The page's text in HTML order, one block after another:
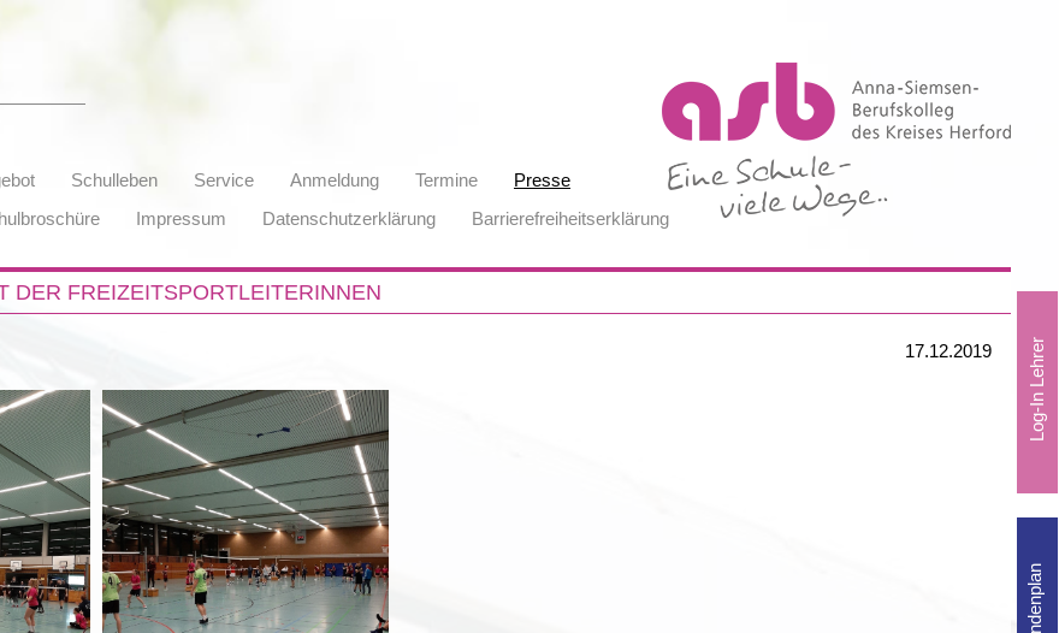
Schulleben Service Anmeldung Termine
Presse
Impressum Datenschutzerklärung Barrierefreiheitserklärung
DER FREIZEITSPORTLEITERINNEN
17.12.2019